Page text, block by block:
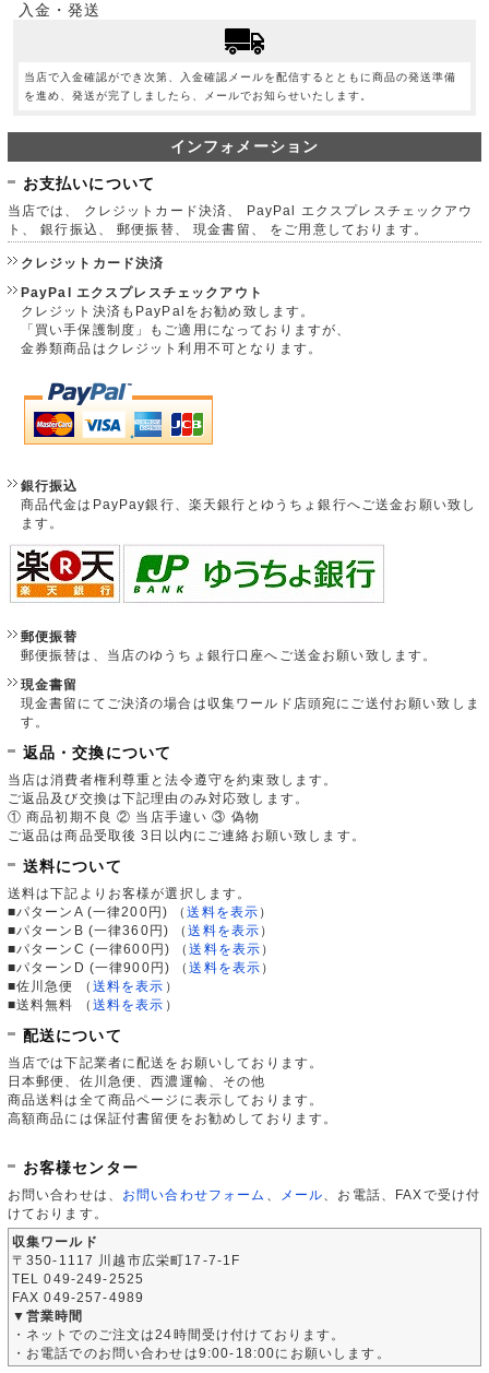
入金・発送
当店で入金確認ができ次第、入金確認メールを配信するとともに商品の発送準備
を進め、発送が完了しましたら、メールでお知らせいたします。
インフォメーション
お支払いについて
当店では、 クレジットカード決済、 PayPal エクスプレスチェックアウ
ト、 銀行振込、 郵便振替、 現金書留、 をご用意しております。
クレジットカード決済
PayPal エクスプレスチェックアウト
クレジット決済もPayPalをお勧め致します。
「買い手保護制度」もご適用になっておりますが、
金券類商品はクレジット利用不可となります。
銀行振込
商品代金はPayPay銀行、楽天銀行とゆうちょ銀行へご送金お願い致し
ます。
郵便振替
郵便振替は、当店のゆうちょ銀行口座へご送金お願い致します。
現金書留
現金書留にてご決済の場合は収集ワールド店頭宛にご送付お願い致しま
す。
返品・交換について
当店は消費者権利尊重と法令遵守を約束致します。
ご返品及び交換は下記理由のみ対応致します。
① 商品初期不良 ② 当店手違い ③ 偽物
ご返品は商品受取後 3日以内にご連絡お願い致します。
送料について
送料は下記よりお客様が選択します。
■パターンA (一律200円)
（送料を表示 ）
■パターンB (一律360円)
（送料を表示 ）
■パターンC (一律600円)
（送料を表示 ）
■パターンD (一律900円)
（送料を表示 ）
■佐川急便
（ 送料を表示 ）
■送料無料
（ 送料を表示 ）
配送について
当店では下記業者に配送をお願いしております。
日本郵便、佐川急便、西濃運輸、その他
商品送料は全て商品ページに表示しております。
高額商品には保証付書留便をお勧めしております。
お客様センター
お問い合わせは、 お問い合わせフォーム メール 、お電話、FAXで受け付
けております。
収集ワールド
〒350-1117 川越市広栄町17-7-1F
TEL 049-249-2525
FAX 049-257-4989
▼営業時間
・ネットでのご注文は24時間受け付けております。
・お電話でのお問い合わせは9:00-18:00にお願いします。